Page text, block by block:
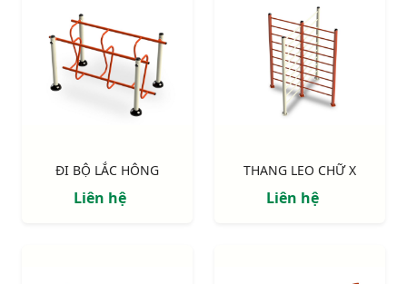
ĐI BỘ LẮC HÔNG
Liên hệ
THANG LEO CHỮ X
Liên hệ